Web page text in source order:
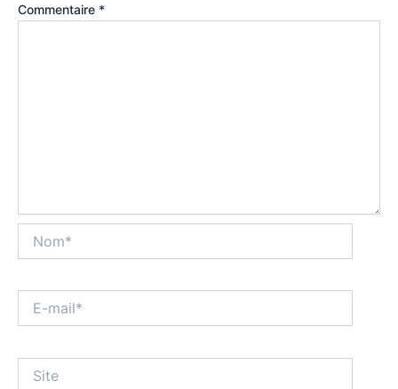
Commentaire *
mail*